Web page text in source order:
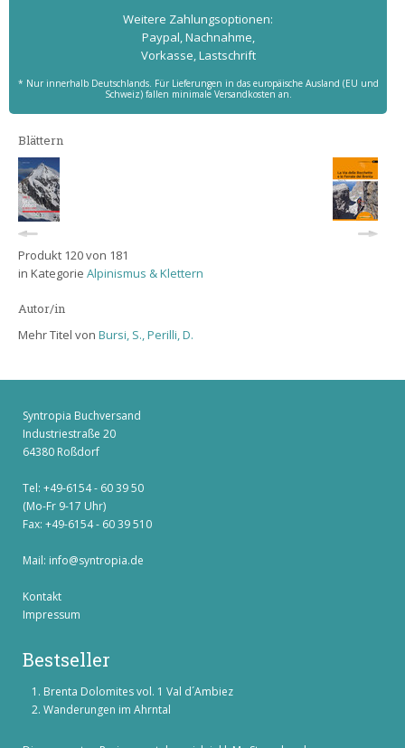
Weitere Zahlungs­optionen:
Paypal, Nachnahme,
Vorkasse, Lastschrift
* Nur innerhalb Deutschlands. Für Lieferungen in das europäische Ausland (EU und
Schweiz) fallen minimale Versandkosten an.
Blättern
Produkt 120 von 181
in Kategorie Alpinismus & Klettern
Autor/in
Mehr Titel von Bursi, S., Perilli, D.
Syntropia Buchversand
Industriestraße 20
64380 Roßdorf
Tel: +49-6154 - 60 39 50
(Mo-Fr 9-17 Uhr)
Fax: +49-6154 - 60 39 510
Mail: info@syntropia.de
Kontakt
Impressum
Bestseller
Brenta Dolomites vol. 1 Val d´Ambiez
Wanderungen im Ahrntal